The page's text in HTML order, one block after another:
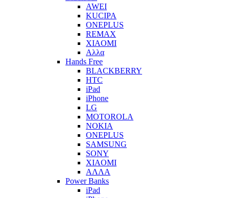
AWEI
KUCIPA
ONEPLUS
REMAX
XIAOMI
Αλλα
Hands Free
BLACKBERRY
HTC
iPad
iPhone
LG
MOTOROLA
NOKIA
ONEPLUS
SAMSUNG
SONY
XIAOMI
ΑΛΛΑ
Power Banks
iPad